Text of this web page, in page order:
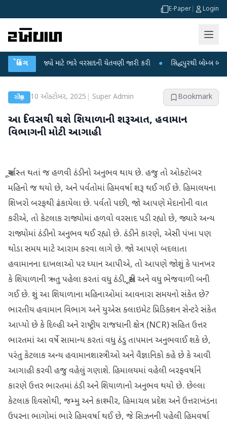
E-Paper Login
બ્રેકિંગ
રાજ્યો માટે ભારે વરસાદની ચેતવણી જારી કરી ● સિદ્ધપુરથી બોમ્બ બનાવવાની
રાષ્ટ્રીય 10 ઑક્ટોબર, 2025 Super Admin Bookmark
આ દિવસથી થશે શિયાળાની શરૂઆત, હવામાન
વિભાગની મોટી આગાહી
સૂર્યાસ્ત થતાં જ હળવી ઠંડીનો અનુભવ થાય છે. હજુ તો ઓક્ટોબર
મહિનો જ થયો છે, અને પર્વતોમાં હિમવર્ષા શરૂ થઈ ગઈ છે. હિમાલયના
શિખરો બરફથી ઢંકાયેલા છે. પર્વતો પછી, જો આપણે મેદાનોની વાત
કરીએ, તો કેટલાક રાજ્યોમાં હળવો વરસાદ પડી રહ્યો છે, જ્યારે અન્ય
રાજ્યોમાં ઠંડીનો અનુભવ થઈ રહ્યો છે. ઠંડીને કારણે, એસી પંખા પણ
થોડા સમય માટે આરામ કરવા લાગે છે. જો આપણે બદલાતા
હવામાનના દાખલાઓ પર ધ્યાન આપીએ, તો આપણે જોશું કે પાનખર
કે શિયાળાની ઋતુ પહેલા કરતાં વધુ ઠંડી, સૂકી અને વધુ ભેજવાળી બની
ગઈ છે. શું આ શિયાળાના મહિનાઓમાં આવનારા સમયનો સંકેત છે?
ભારતીય હવામાન વિભાગ અને યુએસ ક્લાઇમેટ પ્રિડિક્શન સેન્ટરે સંકેત
આપ્યો છે કે દિલ્હી અને રાષ્ટ્રીય રાજધાની ક્ષેત્ર (NCR) સહિત ઉત્તર
ભારતમાં આ વર્ષે સામાન્ય કરતાં વધુ ઠંડુ તાપમાન અનુભવાઈ શકે છે,
પરંતુ કેટલાક અન્ય હવામાનશાસ્ત્રીઓ અને વૈજ્ઞાનિકો કહે છે કે આવી
આગાહી કરવી હજુ વહેલું ગણાશે. હિમાલયમાં વહેલી બરફવર્ષાને
કારણે ઉત્તર ભારતમાં ઠંડી અને શિયાળાનો અનુભવ થયો છે. છેલ્લા
કેટલાક દિવસોથી, જમ્મુ અને કાશ્મીર, હિમાચલ પ્રદેશ અને ઉત્તરાખંડના
ઉપરના ભાગોમાં ભારે હિમવર્ષા થઈ છે, જે સિઝનની પહેલી હિમવર્ષા